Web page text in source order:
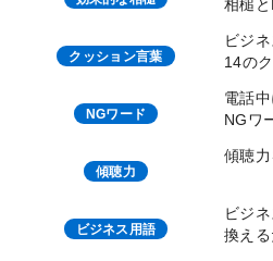
相槌
クッション言葉
ビジ
14の
NGワード
電話
NGワ
傾聴力
傾聴
ビジネス用語
ビジ
換え